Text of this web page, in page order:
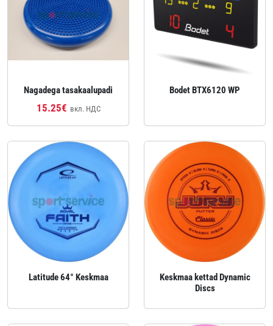
Nagadega tasakaalupadi
15.25€ вкл. НДС
Bodet BTX6120 WP
Latitude 64° Keskmaa
Keskmaa kettad Dynamic
Discs